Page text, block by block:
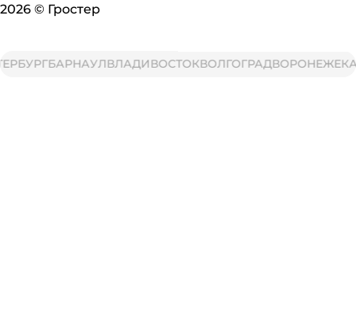
2026 © Гростер
БАРНАУЛВЛАДИВОСТОКВОЛГОГРАДВОРОНЕЖ